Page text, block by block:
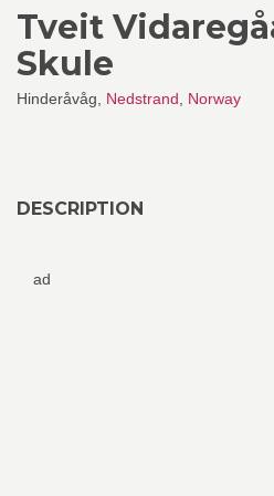
Tveit
Skule
Hinderåvåg, Nedstrand Norway
DESCRIPTION
ad